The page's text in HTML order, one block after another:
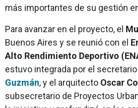
más importantes de su gestión
Para avanzar en el proyecto, el
Buenos Aires y se reunió con el
Alto Rendimiento Deportivo
estuvo integrada por el
Guzmán, y el arquitecto Oscar
subsecretario de Proyectos